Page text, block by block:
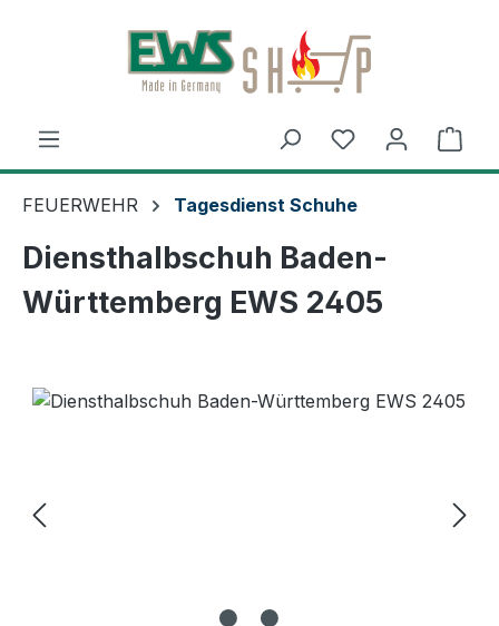
Zum Hauptinhalt springen
FEUERWEHR Tagesdienst Schuhe
Diensthalbschuh Baden-
Württemberg EWS 2405